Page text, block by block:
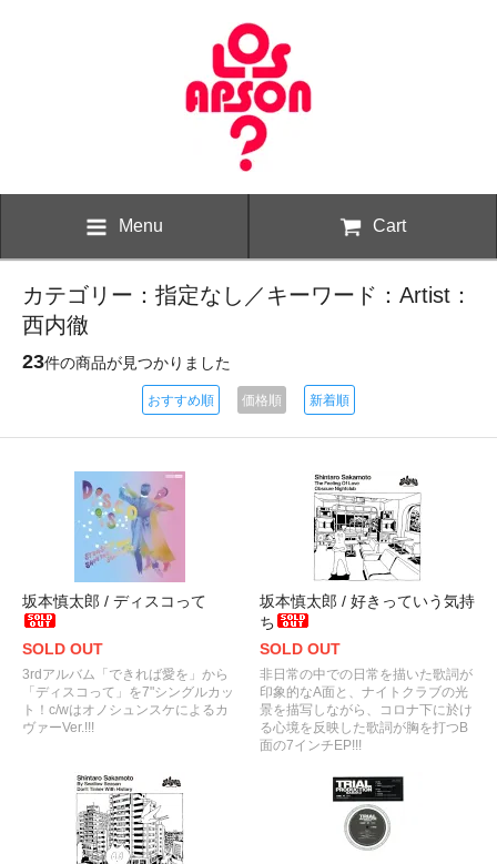
Menu Cart
カテゴリー：指定なし／キーワード：Artist：
西内徹
23件の商品が見つかりました
おすすめ順 価格順 新着順
坂本慎太郎 / ディスコって
SOLD OUT
3rdアルバム「できれば愛を」から
「ディスコって」を7"シングルカッ
ト！c/wはオノシュンスケによるカ
ヴァーVer.!!!
坂本慎太郎 / 好きっていう気持
ち
SOLD OUT
非日常の中での日常を描いた歌詞が
印象的なA面と、ナイトクラブの光
景を描写しながら、コロナ下に於け
る心境を反映した歌詞が胸を打つB
面の7インチEP!!!